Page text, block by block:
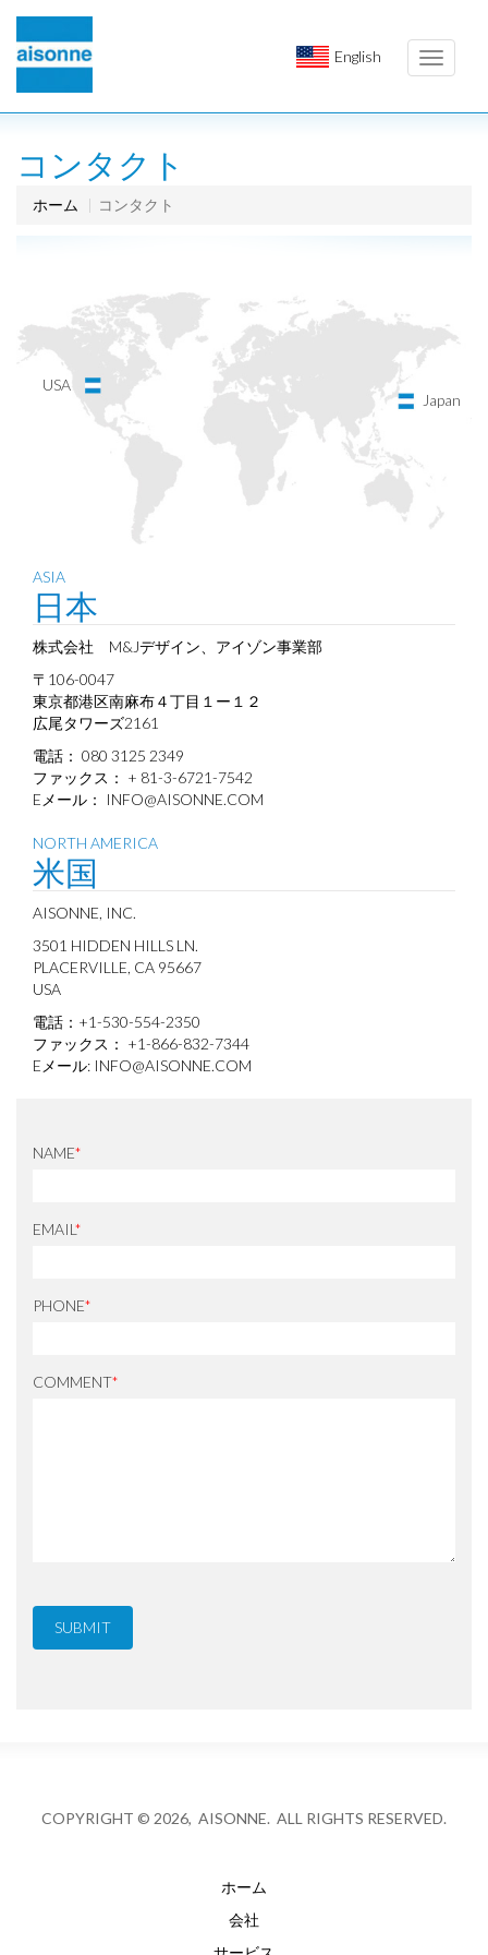
English
Toggle
コンタクト
ホーム コンタクト
USA
Japan
ASIA
日本
株式会社 M&Jデザイン、アイゾン事業部
〒106-0047
東京都港区南麻布４丁目１ー１２
広尾タワーズ2161
電話： 080 3125 2349
ファックス： + 81-3-6721-7542‬
Eメール：
INFO@AISONNE.COM
NORTH AMERICA
米国
AISONNE, INC.
3501 HIDDEN HILLS LN.
PLACERVILLE, CA 95667
USA
電話：+1-530-554-2350
ファックス： +1-866-832-7344
Eメール: INFO@AISONNE.COM
NAME*
EMAIL*
PHONE*
COMMENT*
COPYRIGHT © 2026, AISONNE. ALL RIGHTS RESERVED.
ホーム
会社